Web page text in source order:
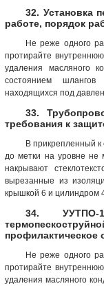
32. Установка
работе, порядок
Не реже одного
протирайте
удаления масляного
состоянием
находящихся под
33.
требования к
В прикрепленный
до метки на уровне не
накрывают
вырезанные из
крышкой 6 и цилиндром
34. УУТПО-
профилактическое
Не реже одного
протирайте
удаления масляного